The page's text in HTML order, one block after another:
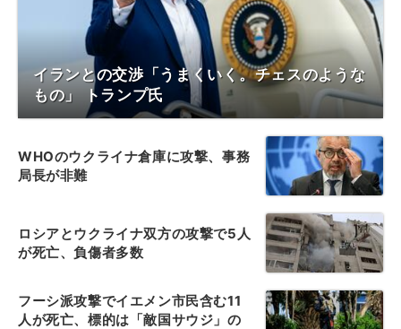
イランとの交渉「うまくいく。チェスのような
もの」 トランプ氏
WHOのウクライナ倉庫に攻撃、事務
局長が非難
ロシアとウクライナ双方の攻撃で5人
が死亡、負傷者多数
フーシ派攻撃でイエメン市民含む11
人が死亡、標的は「敵国サウジ」の